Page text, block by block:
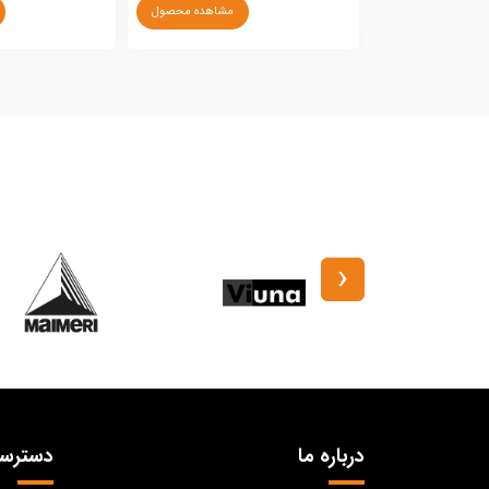
مشاهده محصول
‹
درباره ما